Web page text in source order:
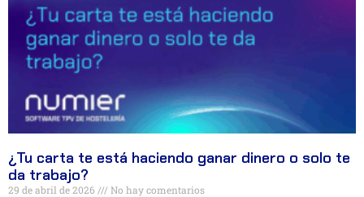
¿Tu carta te está haciendo ganar dinero o solo te
da trabajo?
29 de abril de 2026 No hay comentarios